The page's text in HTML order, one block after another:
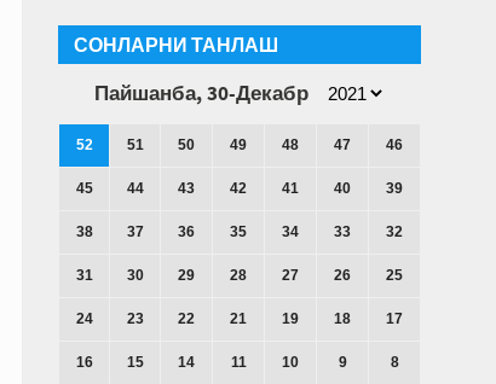
СОНЛАРНИ ТАНЛАШ
Пайшанба, 30-Декабр
52 51 50 49 48 47 46
45 44 43 42 41 40 39
38 37 36 35 34 33 32
31 30 29 28 27 26 25
24 23 22 21 19 18 17
16 15 14 11 10 9 8